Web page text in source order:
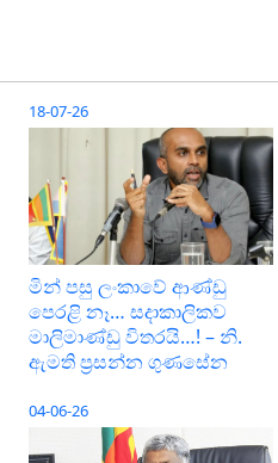
18-07-26
මින් පසු ලංකාවේ ආණ්ඩු
පෙරළි නෑ… සදාකාලිකව
මාලිමාණ්ඩු විතරයි…! – නි.
ඇමති ප්‍රසන්න ගුණසේන
04-06-26